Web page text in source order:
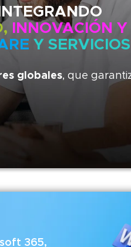
INNOVACIÓN Y
Y SERVICIOS
globales, que
365,